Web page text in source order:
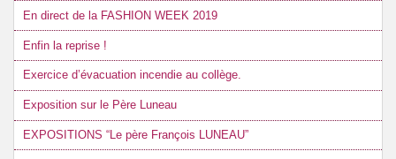
En direct de la FASHION WEEK 2019
Enfin la reprise !
Exercice d’évacuation incendie au collège.
Exposition sur le Père Luneau
EXPOSITIONS “Le père François LUNEAU”